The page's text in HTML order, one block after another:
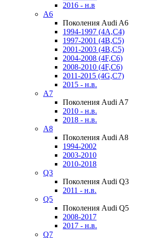
2016 - н.в
A6
Поколения Audi A6
1994-1997 (4A,C4)
1997-2001 (4B,C5)
2001-2003 (4B,C5)
2004-2008 (4F,C6)
2008-2010 (4F,C6)
2011-2015 (4G,C7)
2015 - н.в.
A7
Поколения Audi A7
2010 - н.в.
2018 - н.в.
A8
Поколения Audi A8
1994-2002
2003-2010
2010-2018
Q3
Поколения Audi Q3
2011 - н.в.
Q5
Поколения Audi Q5
2008-2017
2017 - н.в.
Q7